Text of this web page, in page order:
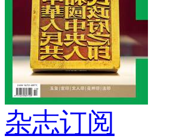
杂志订阅